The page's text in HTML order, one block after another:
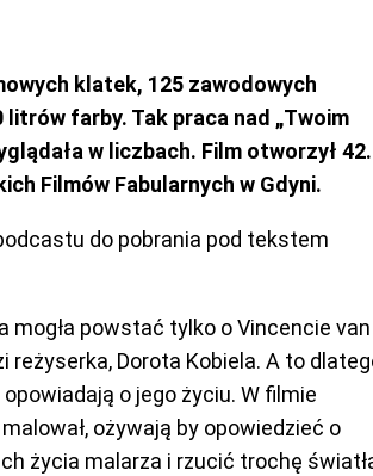
klatek, 125 zawodowych
litrów farby. Tak praca nad „Twoim
w liczbach. Film otworzył 42.
Filmów Fabularnych w Gdyni.
do pobrania pod tekstem
mogła powstać tylko o Vincencie van
reżyserka, Dorota Kobiela. A to
o jego życiu. W filmie
ożywają by opowiedzieć o
życia malarza i rzucić trochę